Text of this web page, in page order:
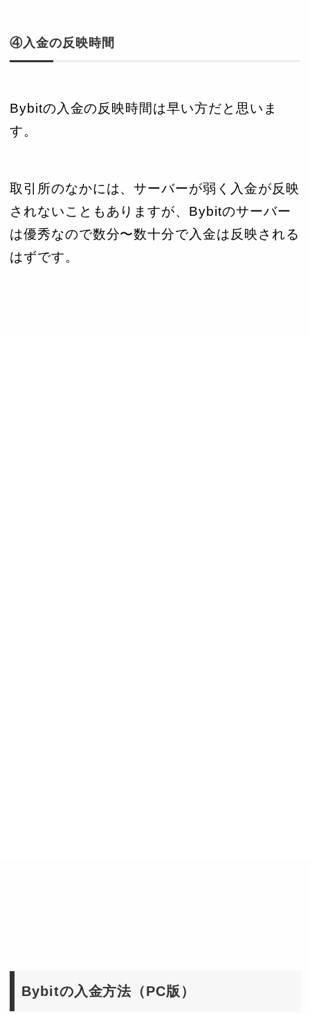
④入金の反映時間
Bybitの入金の反映時間は早い方だと思いま
す。
取引所のなかには、サーバーが弱く入金が反映
されないこともありますが、Bybitのサーバー
は優秀なので数分〜数十分で入金は反映される
はずです。
Bybitの入金方法（PC版）